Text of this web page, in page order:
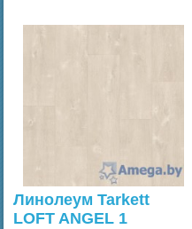
Линолеум Tarkett
LOFT ANGEL 1